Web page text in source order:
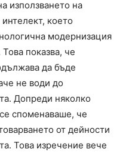
използването на
което
модернизация
показва, че
да бъде
не води до
Допреди няколко
споменаваше, че
от дейности
Това изречение вече